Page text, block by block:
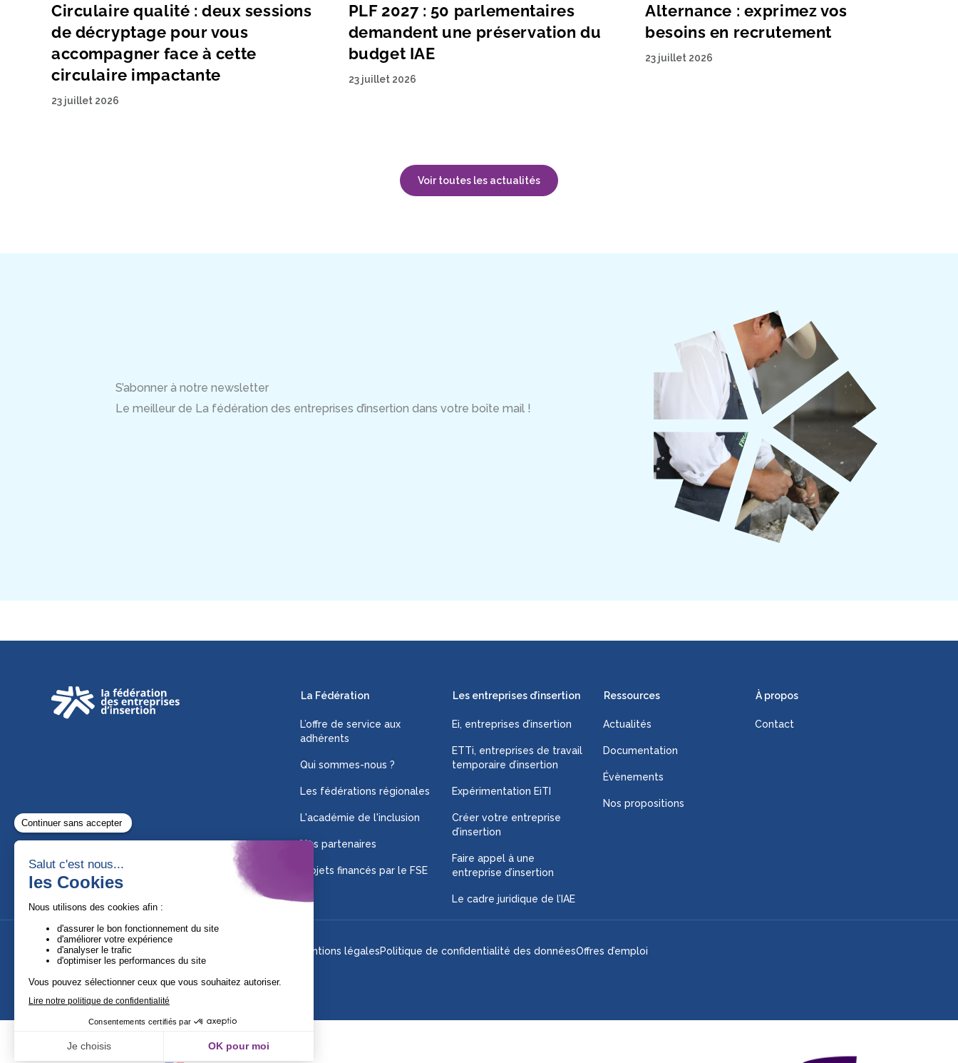
Circulaire qualité : deux sessions
de décryptage pour vous
accompagner face à cette
circulaire impactante
23 juillet 2026
PLF 2027 : 50 parlementaires
demandent une préservation du
budget IAE
23 juillet 2026
Alternance : exprimez vos
besoins en recrutement
23 juillet 2026
Voir toutes les actualités
S’abonner à notre newsletter
Le meilleur de La fédération des entreprises d’insertion dans votre boîte mail !
La Fédération
L’offre de service aux
adhérents
Qui sommes-nous ?
Les fédérations régionales
L'académie de l'inclusion
Nos partenaires
Projets financés par le FSE
Les entreprises d’insertion
Ei, entreprises d’insertion
ETTi, entreprises de travail
temporaire d’insertion
Expérimentation EiTI
Créer votre entreprise
d’insertion
Faire appel à une
entreprise d’insertion
Le cadre juridique de l’IAE
Ressources
Actualités
Documentation
Évènements
Nos propositions
À propos
Contact
Suivez-nous ! Mentions légalesPolitique de confidentialité des donnéesOffres d’emploi